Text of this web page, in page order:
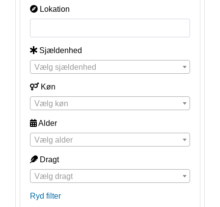
Lokation
Sjældenhed
Vælg sjældenhed
Køn
Vælg køn
Alder
Vælg alder
Dragt
Vælg dragt
Ryd filter